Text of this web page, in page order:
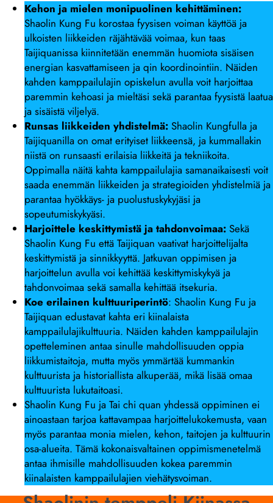
Kehon ja mielen monipuolinen kehittäminen:
Shaolin Kung Fu korostaa fyysisen voiman käyttöä ja
ulkoisten liikkeiden räjähtävää voimaa, kun taas
Taijiquanissa kiinnitetään enemmän huomiota sisäisen
energian kasvattamiseen ja qin koordinointiin. Näiden
kahden kamppailulajin opiskelun avulla voit harjoittaa
paremmin kehoasi ja mieltäsi sekä parantaa fyysistä laatua
ja sisäistä viljelyä.
Runsas liikkeiden yhdistelmä: Shaolin Kungfulla ja
Taijiquanilla on omat erityiset liikkeensä, ja kummallakin
niistä on runsaasti erilaisia liikkeitä ja tekniikoita.
Oppimalla näitä kahta kamppailulajia samanaikaisesti voit
saada enemmän liikkeiden ja strategioiden yhdistelmiä ja
parantaa hyökkäys- ja puolustuskykyjäsi ja
sopeutumiskykyäsi.
Harjoittele keskittymistä ja tahdonvoimaa: Sekä
Shaolin Kung Fu että Taijiquan vaativat harjoittelijalta
keskittymistä ja sinnikkyyttä. Jatkuvan oppimisen ja
harjoittelun avulla voi kehittää keskittymiskykyä ja
tahdonvoimaa sekä samalla kehittää itsekuria.
Koe erilainen kulttuuriperintö: Shaolin Kung Fu ja
Taijiquan edustavat kahta eri kiinalaista
kamppailulajikulttuuria. Näiden kahden kamppailulajin
opetteleminen antaa sinulle mahdollisuuden oppia
liikkumistaitoja, mutta myös ymmärtää kummankin
kulttuurista ja historiallista alkuperää, mikä lisää omaa
kulttuurista lukutaitoasi.
Shaolin Kung Fu ja Tai chi quan yhdessä oppiminen ei
ainoastaan tarjoa kattavampaa harjoittelukokemusta, vaan
myös parantaa monia mielen, kehon, taitojen ja kulttuurin
osa-alueita. Tämä kokonaisvaltainen oppimismenetelmä
antaa ihmisille mahdollisuuden kokea paremmin
kiinalaisten kamppailulajien viehätysvoiman.